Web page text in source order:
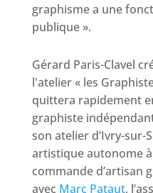
graphisme a une
publique».
Gérard Paris-Clavel
l'atelier « les
quittera rapidement
graphiste
son atelier d’Ivry-sur-
artistique autonome
commande d’artisan
avec Marc Pataut,